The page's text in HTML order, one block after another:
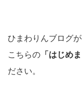
ひまわりんブログが
こちらの 「はじめ
ださい。